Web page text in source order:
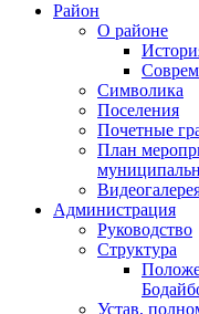
Район
О районе
Символика
Поселения
Почетные
План
Администрация
Руководство
Структура
Устав,